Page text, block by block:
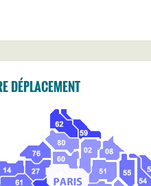
DÉPLACEMENT